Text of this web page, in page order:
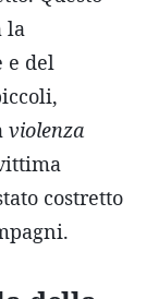
la
e del
violenza
costretto